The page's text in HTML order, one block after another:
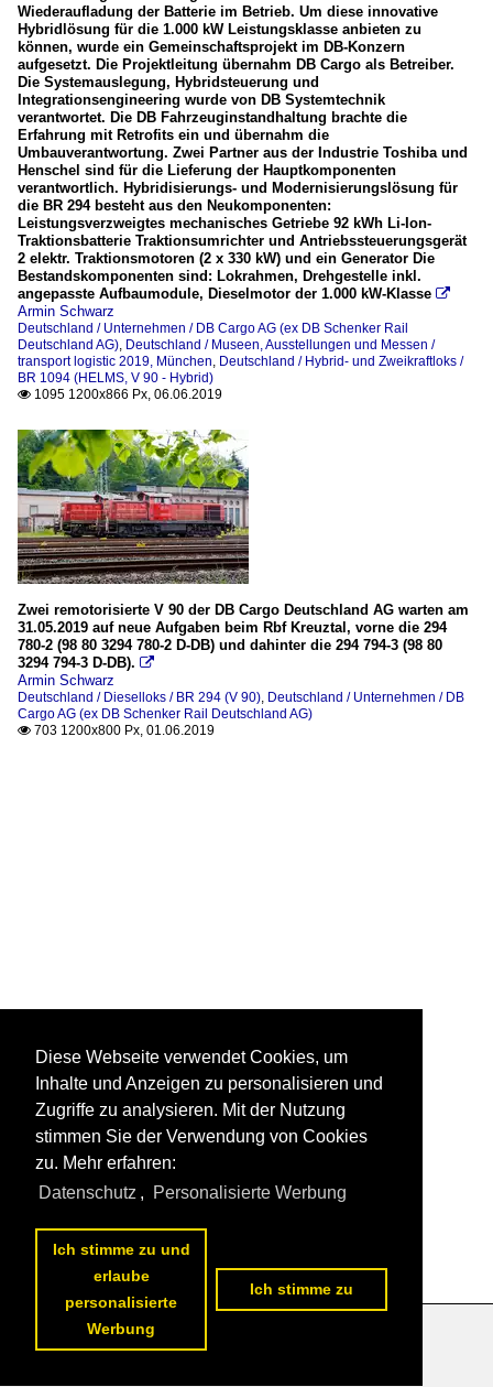
Wiederaufladung der Batterie im Betrieb. Um diese innovative
Hybridlösung für die 1.000 kW Leistungsklasse anbieten zu
können, wurde ein Gemeinschaftsprojekt im DB-Konzern
aufgesetzt. Die Projektleitung übernahm DB Cargo als Betreiber.
Die Systemauslegung, Hybridsteuerung und
Integrationsengineering wurde von DB Systemtechnik
verantwortet. Die DB Fahrzeuginstandhaltung brachte die
Erfahrung mit Retrofits ein und übernahm die
Umbauverantwortung. Zwei Partner aus der Industrie Toshiba und
Henschel sind für die Lieferung der Hauptkomponenten
verantwortlich. Hybridisierungs- und Modernisierungslösung für
die BR 294 besteht aus den Neukomponenten:
Leistungsverzweigtes mechanisches Getriebe 92 kWh Li-Ion-
Traktionsbatterie Traktionsumrichter und Antriebssteuerungsgerät
2 elektr. Traktionsmotoren (2 x 330 kW) und ein Generator Die
Bestandskomponenten sind: Lokrahmen, Drehgestelle inkl.
angepasste Aufbaumodule, Dieselmotor der 1.000 kW-Klasse 
Armin Schwarz
Deutschland / Unternehmen / DB Cargo AG (ex DB Schenker Rail
Deutschland AG), Deutschland / Museen, Ausstellungen und Messen /
transport logistic 2019, München, Deutschland / Hybrid- und Zweikraftloks /
BR 1094 (HELMS, V 90 - Hybrid)
 1095 1200x866 Px, 06.06.2019
Zwei remotorisierte V 90 der DB Cargo Deutschland AG warten am
31.05.2019 auf neue Aufgaben beim Rbf Kreuztal, vorne die 294
780-2 (98 80 3294 780-2 D-DB) und dahinter die 294 794-3 (98 80
3294 794-3 D-DB). 
Armin Schwarz
Deutschland / Dieselloks / BR 294 (V 90), Deutschland / Unternehmen / DB
Cargo AG (ex DB Schenker Rail Deutschland AG)
 703 1200x800 Px, 01.06.2019
Datenschutzerklärung
Diese Webseite verwendet Cookies, um
Inhalte und Anzeigen zu personalisieren und
Zugriffe zu analysieren. Mit der Nutzung
stimmen Sie der Verwendung von Cookies
zu. Mehr erfahren:
Datenschutz , Personalisierte Werbung
Ich stimme zu und
erlaube
personalisierte
Werbung
Ich stimme zu